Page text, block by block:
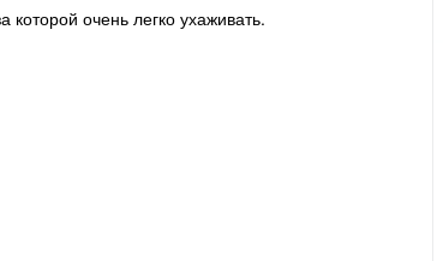
очень легко ухаживать.